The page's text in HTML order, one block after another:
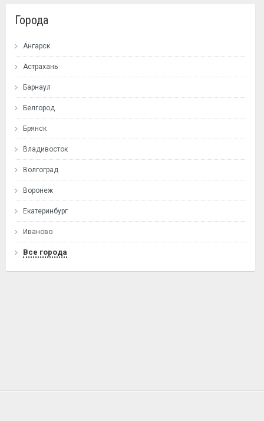
Города
Ангарск
Астрахань
Барнаул
Белгород
Брянск
Владивосток
Волгоград
Воронеж
Екатеринбург
Иваново
Все города